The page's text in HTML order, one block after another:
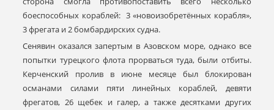
боеспособных кораблей: 3 «новоизобретённых корабля»,
3 фрегата и 2 бомбардирских судна.
Сенявин оказался запертым в Азовском море, однако все
попытки турецкого флота прорваться туда, были отбиты.
Керченский пролив в июне месяце был блокирован
османами силами пяти линейных кораблей, девяти
фрегатов, 26 щебек и галер, а также десятками других